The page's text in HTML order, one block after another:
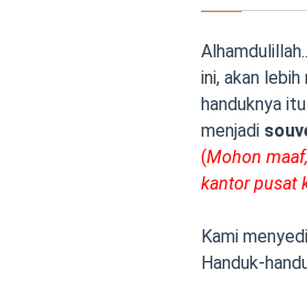
ini, akan
handuknya
menjadi
(Mohon
kantor pusat
Kami
Handuk-